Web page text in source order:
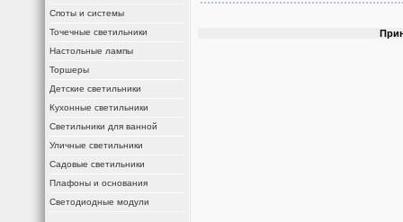
Споты и системы
Точечные светильники
Настольные лампы
Торшеры
Детские светильники
Кухонные светильники
Светильники для ванной
Уличные светильники
Садовые светильники
Плафоны и основания
Светодиодные модули